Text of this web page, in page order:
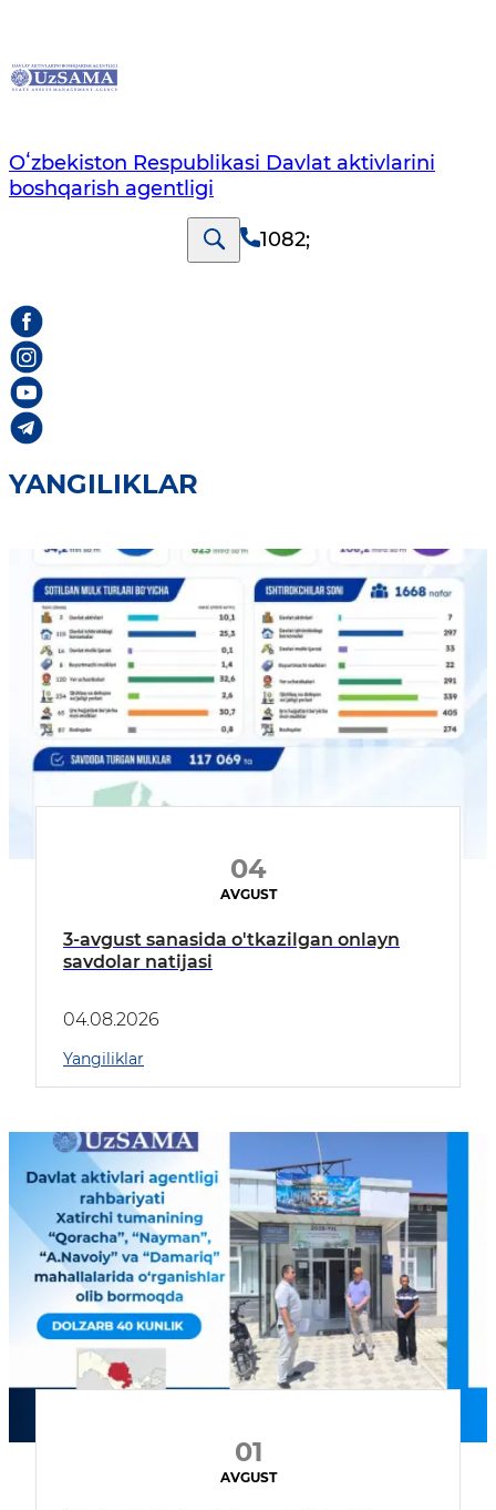
Oʻzbekiston Respublikasi Davlat aktivlarini
boshqarish agentligi
1082;
YANGILIKLAR
04
AVGUST
3-avgust sanasida o'tkazilgan onlayn
savdolar natijasi
04.08.2026
Yangiliklar
01
AVGUST